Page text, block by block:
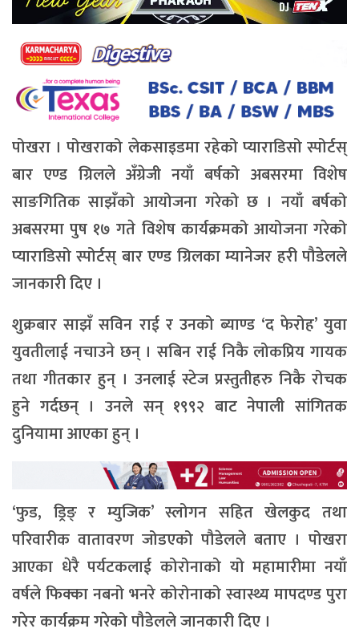
पोखरा । पोखराको लेकसाइडमा रहेको प्याराडिसो स्पोर्टस्
बार एण्ड ग्रिलले अँग्रेजी नयाँ बर्षको अबसरमा विशेष
साङगितिक साझँको आयोजना गरेको छ । नयाँ बर्षको
अबसरमा पुष १७ गते विशेष कार्यक्रमको आयोजना गरेको
प्याराडिसो स्पोर्टस् बार एण्ड ग्रिलका म्यानेजर हरी पौडेलले
जानकारी दिए ।
शुक्रबार साझँ सविन राई र उनको ब्याण्ड ‘द फेरोह’ युवा
युवतीलाई नचाउने छन् । सबिन राई निकै लोकप्रिय गायक
तथा गीतकार हुन् । उनलाई स्टेज प्रस्तुतीहरु निकै रोचक
हुने गर्दछन् । उनले सन् १९९२ बाट नेपाली सांगितक
दुनियामा आएका हुन् ।
‘फुड, ड्रिङ् र म्युजिक’ स्लोगन सहित खेलकुद तथा
परिवारीक वातावरण जोडएको पौडेलले बताए । पोखरा
आएका धेरै पर्यटकलाई कोरोनाको यो महामारीमा नयाँ
वर्षले फिक्का नबनो भनरे कोरोनाको स्वास्थ्य मापदण्ड पुरा
गरेर कार्यक्रम गरेको पौडेलले जानकारी दिए ।